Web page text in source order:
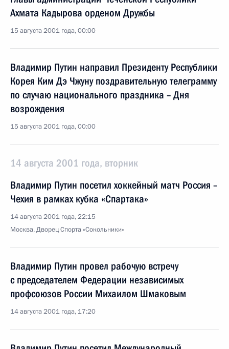
Ахмата Кадырова орденом Дружбы
15 августа 2001 года, 00:00
Владимир Путин направил Президенту Республики
Корея Ким Дэ Чжуну поздравительную телеграмму
по случаю национального праздника – Дня
возрождения
15 августа 2001 года, 00:00
14 августа 2001 года, вторник
Владимир Путин посетил хоккейный матч Россия –
Чехия в рамках кубка «Спартака»
14 августа 2001 года, 22:15
Москва, Дворец Спорта «Сокольники»
Владимир Путин провел рабочую встречу
с председателем Федерации независимых
профсоюзов России Михаилом Шмаковым
14 августа 2001 года, 17:20